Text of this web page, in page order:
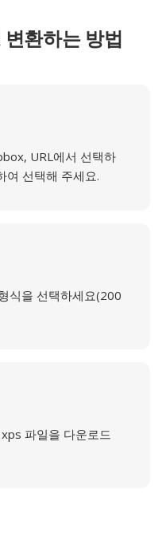
변환하는 방법
URL에서 선택하
여 선택해 주세요.
식을 선택하세요(200
파일을 다운로드